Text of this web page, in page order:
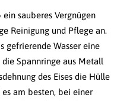
sauberes Vergnügen
Reinigung und Pflege an.
gefrierende Wasser eine
die Spannringe aus Metall
des Eises die Hülle
am besten, bei einer